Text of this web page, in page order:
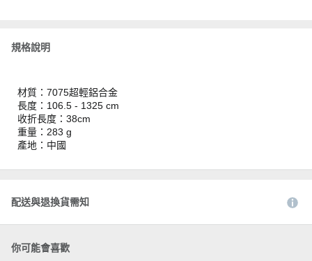
規格說明
材質：7075超輕鋁合金
長度：106.5 - 1325 cm
收折長度：38cm
重量：283 g
產地：中國
配送與退換貨需知
你可能會喜歡